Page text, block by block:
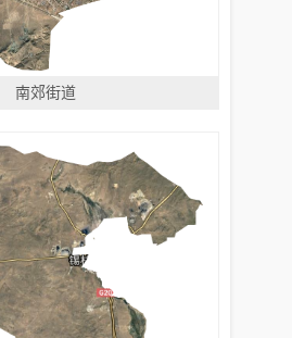
南郊街道